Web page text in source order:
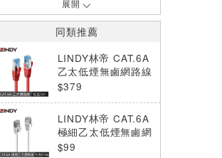
嘉南地區
高雄鳳山店
網路訂購
*庫存數量：網路訂購(0)、少量庫存
(1~2)、現貨充足(3以上)。
*門市庫存以店內實際數量為準，可使
用專人服務或撥打門市電話洽詢。
展開
同類推薦
LINDY林帝 CAT.6A
乙太低煙無鹵網路線
S/FTP, 紅色, 5m
$379
LINDY林帝 CAT.6A
極細乙太低煙無鹵網
路線 U/FTP, 灰色,
$99